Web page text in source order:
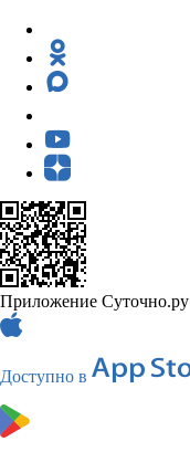
Приложение Суточно.ру
Доступно в